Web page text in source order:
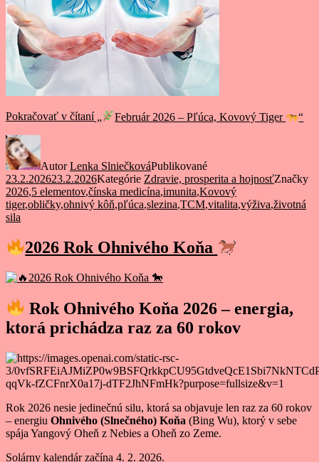
Pokračovať v čítaní „ Február 2026 – Pľúca, Kovový Tiger “
AutorLenka SlniečkováPublikované
23.2.202623.2.2026Kategórie Zdravie, prosperita a hojnosťZnačky
2026,5 elementov,čínska medicína,imunita,Kovový
tiger,obličky,ohnivý kôň,pľúca,slezina,TCM,vitalita,výživa,životná
sila
2026 Rok Ohnivého Koňa
Rok Ohnivého Koňa 2026 – energia,
ktorá prichádza raz za 60 rokov
Rok 2026 nesie jedinečnú silu, ktorá sa objavuje len raz za 60 rokov
– energiu Ohnivého (Slnečného) Koňa (Bing Wu), ktorý v sebe
spája Yangový Oheň z Nebies a Oheň zo Zeme.
Solárny kalendár začína 4. 2. 2026.